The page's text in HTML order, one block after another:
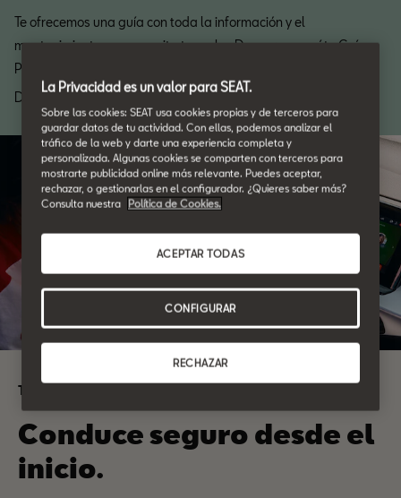
Te ofrecemos una guía con toda la información y el
mantenimiento que necesita tu coche. Descarga aquí tu Guía
Posventa.
Descarga
Tranquilidad SEAT
Conduce seguro desde el
inicio.
La Privacidad es un valor para SEAT.
Sobre las cookies: SEAT usa cookies propias y de terceros para
guardar datos de tu actividad. Con ellas, podemos analizar el
tráfico de la web y darte una experiencia completa y
personalizada. Algunas cookies se comparten con terceros para
mostrarte publicidad online más relevante. Puedes aceptar,
rechazar, o gestionarlas en el configurador. ¿Quieres saber más?
Consulta nuestra
Política de Cookies.
RECHAZAR
ACEPTAR TODAS
CONFIGURAR